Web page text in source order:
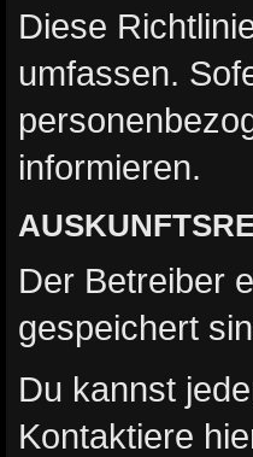
Diese
umfassen.
informieren.
Der Betreiber
gespeichert
Du kannst
Kontaktiere